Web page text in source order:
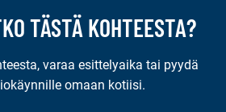
TÄSTÄ KOHTEESTA?
varaa esittelyaika tai pyydä
omaan kotiisi.